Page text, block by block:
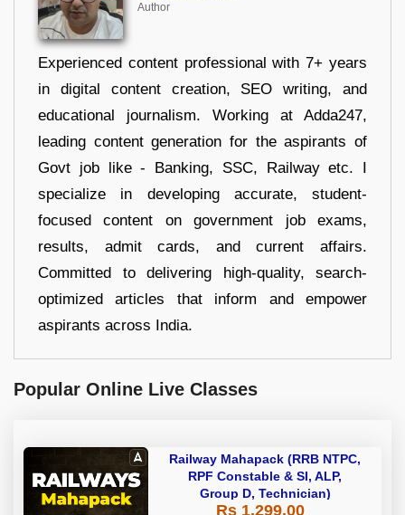
Author
Experienced content professional with 7+ years
in digital content creation, SEO writing, and
educational journalism. Working at Adda247,
leading content generation for the aspirants of
Govt job like - Banking, SSC, Railway etc. I
specialize in developing accurate, student-
focused content on government job exams,
results, admit cards, and current affairs.
Committed to delivering high-quality, search-
optimized articles that inform and empower
aspirants across India.
Popular Online Live Classes
Railway Mahapack (RRB NTPC,
RPF Constable & SI, ALP,
Group D, Technician)
Rs 1,299.00